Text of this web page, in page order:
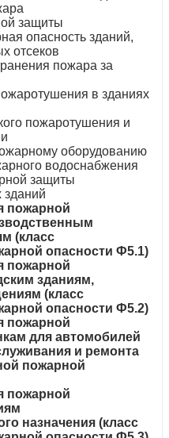
защиты
опасность зданий,
отсеков
пожара за
в зданиях
пожаротушения и
оборудованию
водоснабжения
защиты
зданий
пожарной
(класс
опасности Ф5.1)
пожарной
зданиям,
(класс
опасности Ф5.2)
пожарной
для автомобилей
и ремонта
пожарной
пожарной
назначения (класс